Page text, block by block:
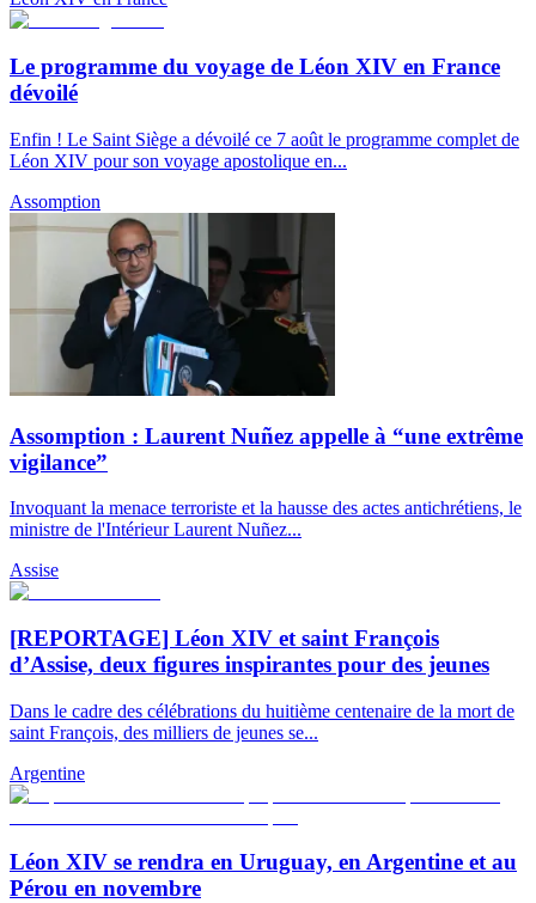
Le programme du voyage de Léon XIV en France
dévoilé
Enfin ! Le Saint Siège a dévoilé ce 7 août le programme complet de
Léon XIV pour son voyage apostolique en...
Assomption
Assomption : Laurent Nuñez appelle à “une extrême
vigilance”
Invoquant la menace terroriste et la hausse des actes antichrétiens, le
ministre de l'Intérieur Laurent Nuñez...
Assise
[REPORTAGE] Léon XIV et saint François
d’Assise, deux figures inspirantes pour des jeunes
Dans le cadre des célébrations du huitième centenaire de la mort de
saint François, des milliers de jeunes se...
Argentine
Léon XIV se rendra en Uruguay, en Argentine et au
Pérou en novembre